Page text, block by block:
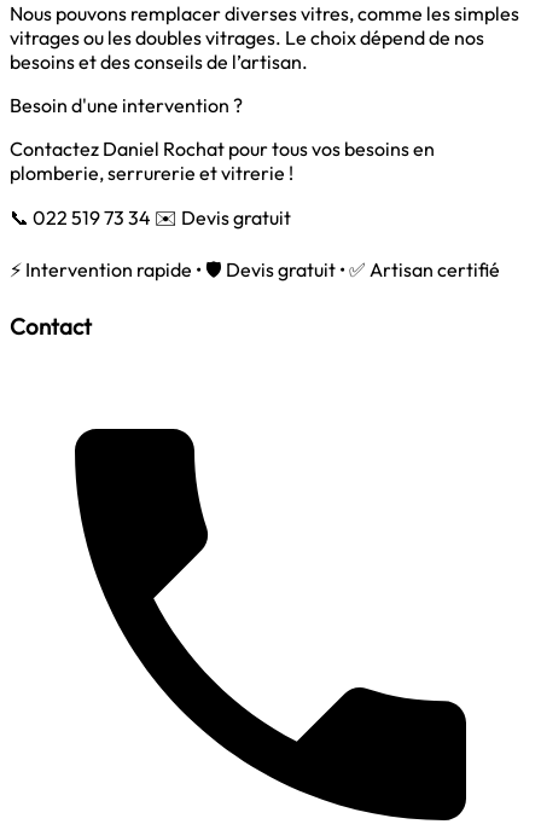
Nous pouvons remplacer diverses vitres, comme les simples
vitrages ou les doubles vitrages. Le choix dépend de nos
besoins et des conseils de l’artisan.
Besoin d'une intervention ?
Contactez Daniel Rochat pour tous vos besoins en
plomberie, serrurerie et vitrerie !
📞 022 519 73 34 ✉️ Devis gratuit
⚡ Intervention rapide • 🛡️ Devis gratuit • ✅ Artisan certifié
Contact